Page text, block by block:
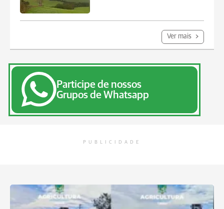
Ver mais
Participe de nossos
Grupos de Whatsapp
PUBLICIDADE